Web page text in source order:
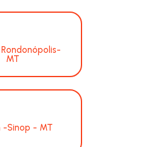
MT
-Sinop - MT